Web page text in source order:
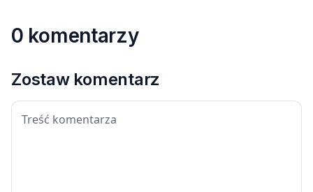
0 komentarzy
Zostaw komentarz